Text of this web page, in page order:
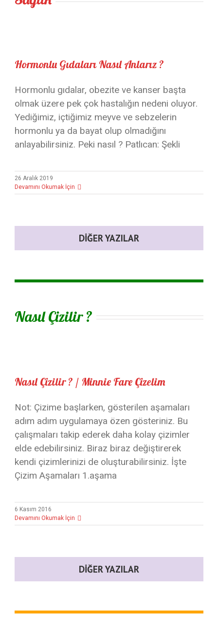
Hormonlu Gıdaları Nasıl Anlarız ?
Hormonlu gıdalar, obezite ve kanser başta
olmak üzere pek çok hastalığın nedeni oluyor.
Yediğimiz, içtiğimiz meyve ve sebzelerin
hormonlu ya da bayat olup olmadığını
anlayabilirsiniz. Peki nasıl ? Patlıcan: Şekli
26 Aralık 2019
Devamını Okumak İçin
DIĞER YAZILAR
Nasıl Çizilir ?
Nasıl Çizilir ? / Minnie Fare Çizelim
Not: Çizime başlarken, gösterilen aşamaları
adım adım uygulamaya özen gösteriniz. Bu
çalışmaları takip ederek daha kolay çizimler
elde edebilirsiniz. Biraz biraz değiştirerek
kendi çizimlerinizi de oluşturabilirsiniz. İşte
Çizim Aşamaları 1.aşama
6 Kasım 2016
Devamını Okumak İçin
DIĞER YAZILAR